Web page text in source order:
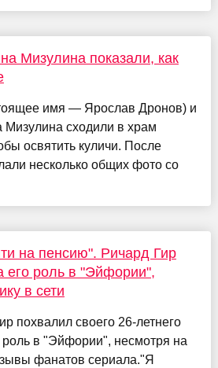
Мизулина показали, как
имя — Ярослав Дронов) и
Мизулина сходили в храм
освятить куличи. После
несколько общих фото со
на пенсию". Ричард Гир
его роль в "Эйфории",
в сети
похвалил своего 26-летнего
роль в "Эйфории", несмотря на
фанатов сериала."Я